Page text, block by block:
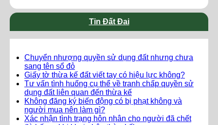
Tin Đất Đai
Chuyển nhượng quyền sử dụng đất nhưng chưa
sang tên sổ đỏ
Giấy tờ thừa kế đất viết tay có hiệu lực không?
Tư vấn tình huống cụ thể về tranh chấp quyền sử
dụng đất liên quan đến thừa kế
Không đăng ký biến động có bị phạt không và
người mua nên làm gì?
Xác nhận tình trạng hôn nhân cho người đã chết